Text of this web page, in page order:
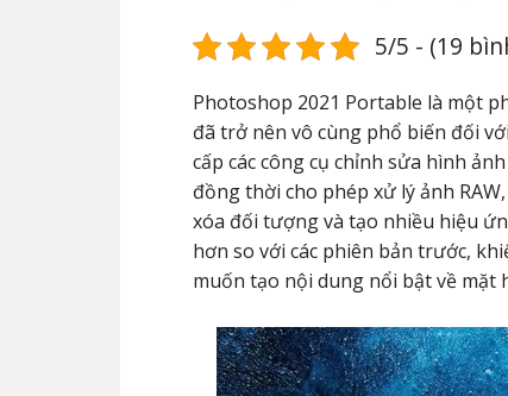
5/5 - (19
Photoshop 2021 Portable là một
đã trở nên vô cùng phổ biến đối
cấp các công cụ chỉnh sửa hình
đồng thời cho phép xử lý ảnh
xóa đối tượng và tạo nhiều hiệu
hơn so với các phiên bản trước,
muốn tạo nội dung nổi bật về mặt